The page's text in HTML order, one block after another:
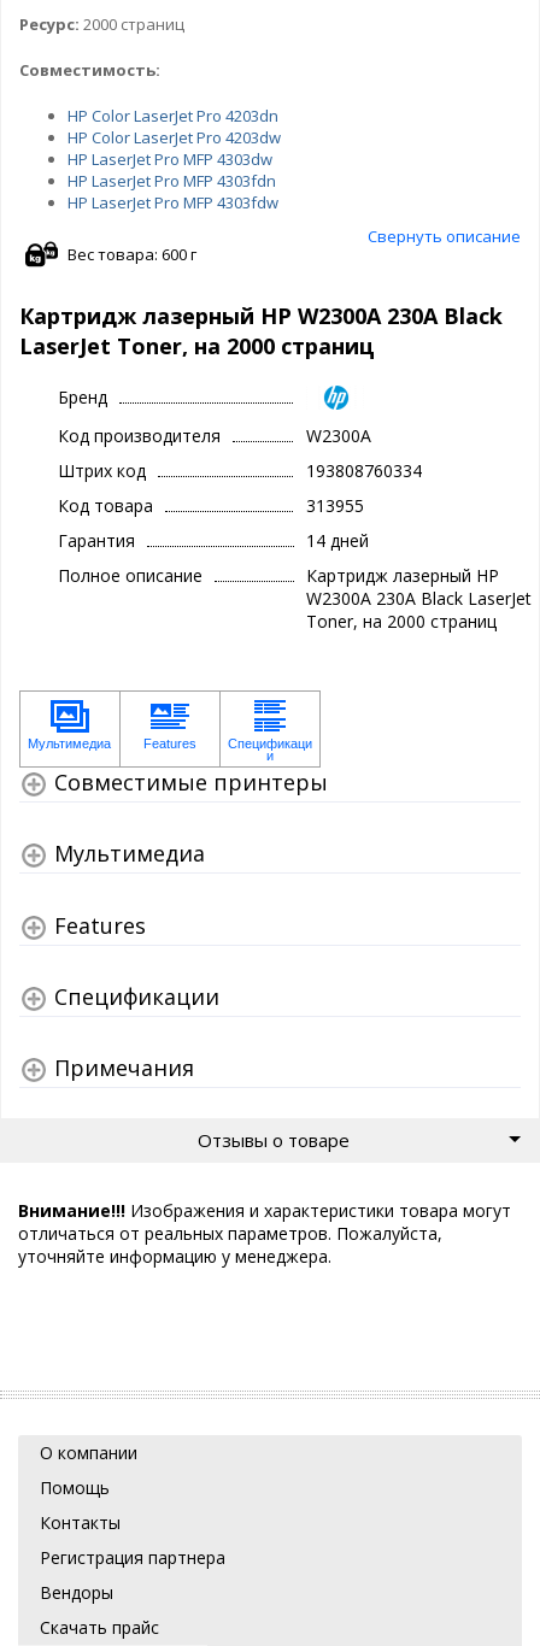
Ресурс: 2000 страниц
Совместимость:
HP Color LaserJet Pro 4203dn
HP Color LaserJet Pro 4203dw
HP LaserJet Pro MFP 4303dw
HP LaserJet Pro MFP 4303fdn
HP LaserJet Pro MFP 4303fdw
Свернуть описание
Вес товара: 600 г
Картридж лазерный HP W2300A 230A Black
LaserJet Toner, на 2000 страниц
Бренд
Код производителя
W2300A
Штрих код
193808760334
Код товара
313955
Гарантия
14 дней
Полное описание
Картридж лазерный HP
W2300A 230A Black LaserJet
Toner, на 2000 страниц
Совместимые принтеры
Мультимедиа
Features
Спецификации
Примечания
Отзывы о товаре
Внимание!!! Изображения и характеристики товара могут
отличаться от реальных параметров. Пожалуйста,
уточняйте информацию у менеджера.
О компании
Помощь
Контакты
Регистрация партнера
Вендоры
Скачать прайс